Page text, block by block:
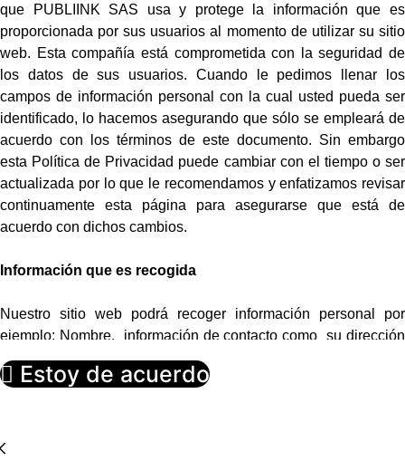
que PUBLIINK SAS usa y protege la información que es
proporcionada por sus usuarios al momento de utilizar su sitio
web. Esta compañía está comprometida con la seguridad de
los datos de sus usuarios. Cuando le pedimos llenar los
campos de información personal con la cual usted pueda ser
identificado, lo hacemos asegurando que sólo se empleará de
acuerdo con los términos de este documento. Sin embargo
esta Política de Privacidad puede cambiar con el tiempo o ser
actualizada por lo que le recomendamos y enfatizamos revisar
continuamente esta página para asegurarse que está de
acuerdo con dichos cambios.
Información que es recogida
Nuestro sitio web podrá recoger información personal por
ejemplo: Nombre, información de contacto como su dirección
de correo electrónica e información demográfica. Así mismo
cuando sea necesario podrá ser requerida información
Estoy de acuerdo